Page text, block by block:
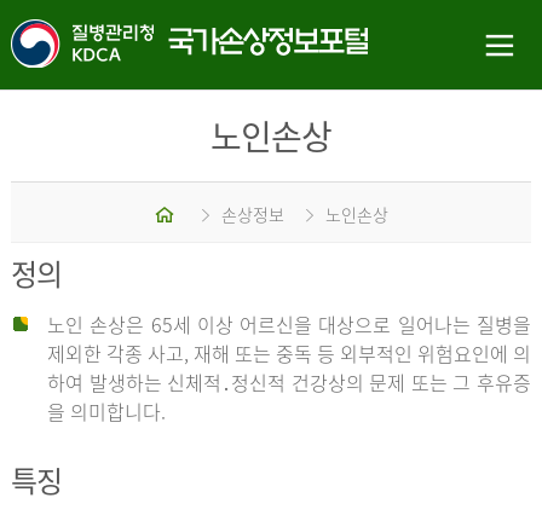
노인손상
홈 손상정보 노인손상
정의
노인 손상은 65세 이상 어르신을 대상으로 일어나는 질병을
제외한 각종 사고, 재해 또는 중독 등 외부적인 위험요인에 의
하여 발생하는 신체적․정신적 건강상의 문제 또는 그 후유증
을 의미합니다.
특징